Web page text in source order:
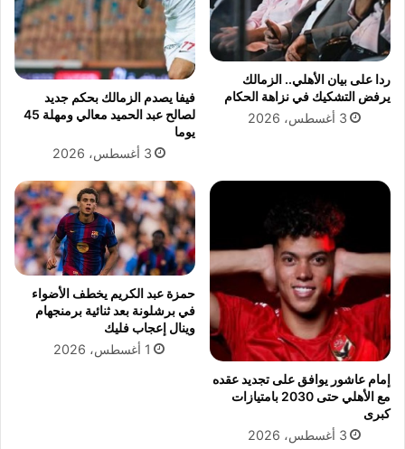
ر
و
ح
ا
ن
ي
م
ي
د
ز
ف
ي
ي
س
م
ص
ر
و
ا
ل
ق
ن
ردا على بيان الأهلي.. الزمالك
يرفض التشكيك في نزاهة الحكام
3 أغسطس، 2026
فيفا يصدم الزمالك بحكم جديد
لصالح عبد الحميد معالي ومهلة 45
يوما
3 أغسطس، 2026
إمام عاشور يوافق على تجديد عقده
مع الأهلي حتى 2030 بامتيازات
كبرى
3 أغسطس، 2026
حمزة عبد الكريم يخطف الأضواء
في برشلونة بعد ثنائية برمنجهام
وينال إعجاب فليك
1 أغسطس، 2026